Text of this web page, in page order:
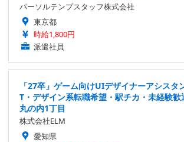
パーソルテンプスタッフ株式会社
東京都
時給1,800円
派遣社員
「27卒」ゲーム向けUIデザイナーアシスタ
T・デザイン系転職希望・駅チカ・未経験
丸の内1丁目
株式会社ELM
愛知県